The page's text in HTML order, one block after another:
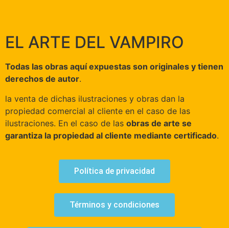
EL ARTE DEL VAMPIRO
Todas las obras aquí expuestas son originales y tienen
derechos de autor.
la venta de dichas ilustraciones y obras dan la
propiedad comercial al cliente en el caso de las
ilustraciones. En el caso de las obras de arte se
garantiza la propiedad al cliente mediante certificado.
Política de privacidad
Términos y condiciones